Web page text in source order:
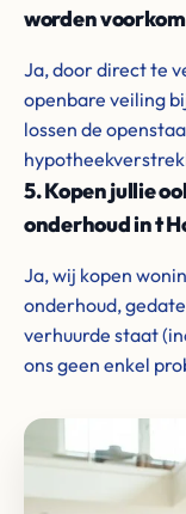
worden
Ja, door direct te
openbare veiling
lossen de
5. Kopen jullie
onderhoud in t
Ja, wij kopen
onderhoud,
verhuurde staat
ons geen enkel